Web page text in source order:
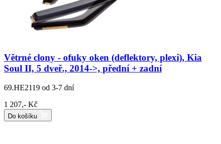
Větrné clony - ofuky oken (deflektory, plexi), Kia
Soul II, 5 dveř., 2014->, přední + zadní
69.HE2119 od 3-7 dní
1 207,- Kč
Do košíku